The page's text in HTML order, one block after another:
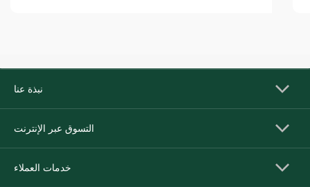
نبذة عنا
التسوق عبر الإنترنت
خدمات العملاء